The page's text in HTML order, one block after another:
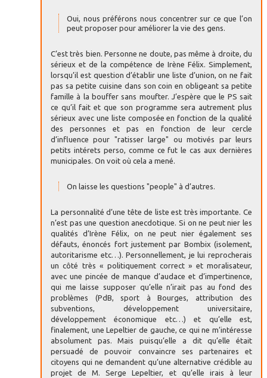
Oui, nous préférons nous concentrer sur ce que l’on
peut proposer pour améliorer la vie des gens.
C’est très bien. Personne ne doute, pas même à droite, du
sérieux et de la compétence de Irène Félix. Simplement,
lorsqu’il est question d’établir une liste d’union, on ne fait
pas sa petite cuisine dans son coin en obligeant sa petite
famille à la bouffer sans moufter. J’espère que le PS sait
ce qu’il fait et que son programme sera autrement plus
sérieux avec une liste composée en fonction de la qualité
des personnes et pas en fonction de leur cercle
d’influence pour "ratisser large" ou motivés par leurs
petits intérets perso, comme ce fut le cas aux dernières
municipales. On voit où cela a mené.
On laisse les questions "people" à d’autres.
La personnalité d’une tête de liste est très importante. Ce
n’est pas une question anecdotique. Si on ne peut nier les
qualités d’Irène Félix, on ne peut nier également ses
défauts, énoncés fort justement par Bombix (isolement,
autoritarisme etc…). Personnellement, je lui reprocherais
un côté très « politiquement correct » et moralisateur,
avec une pincée de manque d’audace et d’impertinence,
qui me laisse supposer qu’elle n’irait pas au fond des
problèmes (PdB, sport à Bourges, attribution des
subventions, développement universitaire,
développement économique etc…) et qu’elle est,
finalement, une Lepeltier de gauche, ce qui ne m’intéresse
absolument pas. Mais puisqu’elle a dit qu’elle était
persuadé de pouvoir convaincre ses partenaires et
citoyens qui ne demandent qu’une alternative crédible au
projet de M. Serge Lepeltier, et qu’elle irais à leur